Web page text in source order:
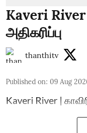
Kaveri River |
அதிகரிப்பு
thanthitv
Published on: 09 Aug
Kaveri River |